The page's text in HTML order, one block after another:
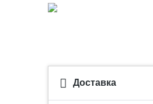
Доставка